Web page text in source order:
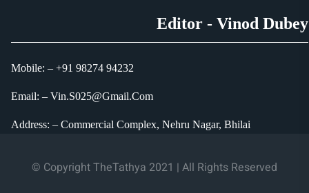
Editor - Vinod Dubey
Mobile: – +91 98274 94232
Email: – Vin.S025@Gmail.Com
Address: – Commercial Complex, Nehru Nagar, Bhilai
© Copyright TheTathya 2021 | All Rights Reserved